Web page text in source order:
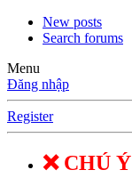
New posts
Search forums
Menu
Đăng nhập
Register
❌ CHÚ